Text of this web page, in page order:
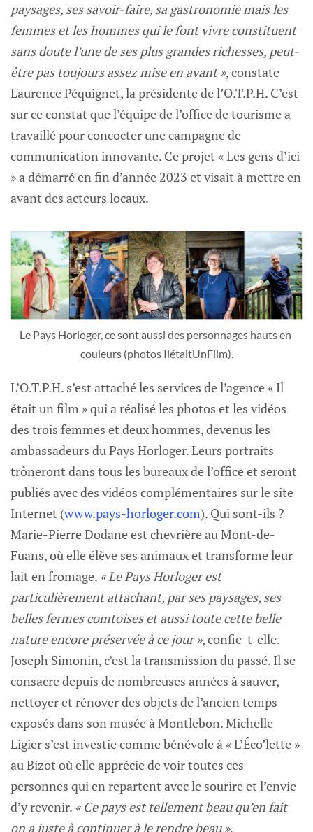
paysages, ses savoir-faire, sa gastronomie mais les
femmes et les hommes qui le font vivre constituent
sans doute l’une de ses plus grandes richesses, peut-
être pas toujours assez mise en avant », constate
Laurence Péquignet, la présidente de l’O.T.P.H. C’est
sur ce constat que l’équipe de l’office de tourisme a
travaillé pour concocter une campagne de
communication innovante. Ce projet « Les gens d’ici
» a démarré en fin d’année 2023 et visait à mettre en
avant des acteurs locaux.
Le Pays Horloger, ce sont aussi des personnages hauts en
couleurs (photos IlétaitUnFilm).
L’O.T.P.H. s’est attaché les services de l’agence « Il
était un film » qui a réalisé les photos et les vidéos
des trois femmes et deux hommes, devenus les
ambassadeurs du Pays Horloger. Leurs portraits
trôneront dans tous les bureaux de l’office et seront
publiés avec des vidéos complémentaires sur le site
Internet (www.pays-horloger.com). Qui sont-ils ?
Marie-Pierre Dodane est chevrière au Mont-de-
Fuans, où elle élève ses animaux et transforme leur
lait en fromage. « Le Pays Horloger est
particulièrement attachant, par ses paysages, ses
belles fermes comtoises et aussi toute cette belle
nature encore préservée à ce jour », confie-t-elle.
Joseph Simonin, c’est la transmission du passé. Il se
consacre depuis de nombreuses années à sauver,
nettoyer et rénover des objets de l’ancien temps
exposés dans son musée à Montlebon. Michelle
Ligier s’est investie comme bénévole à « L’Éco’lette »
au Bizot où elle apprécie de voir toutes ces
personnes qui en repartent avec le sourire et l’envie
d’y revenir. « Ce pays est tellement beau qu’en fait
on a juste à continuer à le rendre beau »,